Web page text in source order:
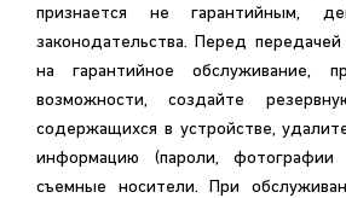
признается не гарантийным,
законодательства. Перед передачей устройства Carrera
на гарантийное обслуживание,
возможности, создайте
содержащихся в устройстве,
информацию (пароли, фотографии
съемные носители. При